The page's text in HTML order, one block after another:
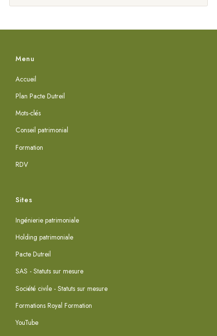
Menu
Accueil
Plan Pacte Dutreil
Mots-clés
Conseil patrimonial
Formation
RDV
Sites
Ingénierie patrimoniale
Holding patrimoniale
Pacte Dutreil
SAS - Statuts sur mesure
Société civile - Statuts sur mesure
Formations Royal Formation
YouTube